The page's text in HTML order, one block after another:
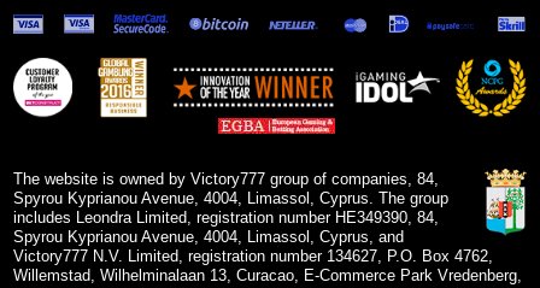
17735 ₽
Panamer***
Noah's Ark
The website is owned by Victory777 group of companies, 84,
Spyrou Kyprianou Avenue, 4004, Limassol, Cyprus. The group
includes Leondra Limited, registration number HE349390, 84,
Spyrou Kyprianou Avenue, 4004, Limassol, Cyprus, and
Victory777 N.V. Limited, registration number 134627, P.O. Box 4762,
Willemstad, Wilhelminalaan 13, Curacao, E-Commerce Park Vredenberg,